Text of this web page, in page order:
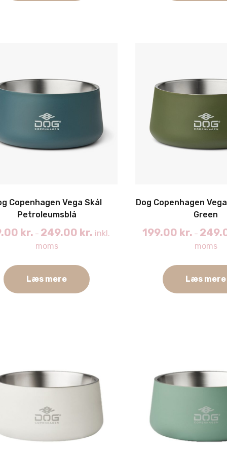
Mulighederne
vælges
varesiden
Copenhagen Vega Skål
Petroleumsblå
kr. – 249.00 kr. inkl.
moms
Læs mere
Dog Copenhagen
Green
199.00 kr. –
moms
Læs mere
Mulighederne
vælges
varesiden